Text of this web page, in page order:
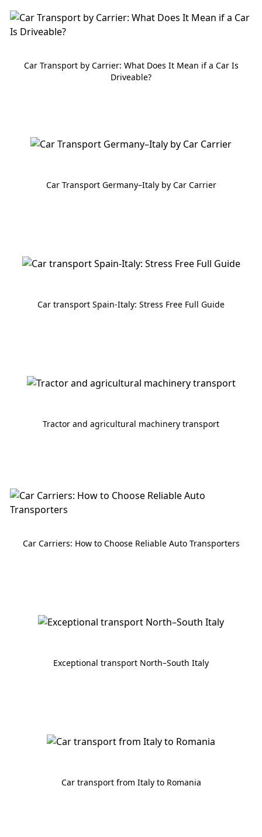
Car Transport by Carrier: What Does It Mean if a Car Is
Driveable?
Car Transport Germany–Italy by Car Carrier
Car transport Spain-Italy: Stress Free Full Guide
Tractor and agricultural machinery transport
Car Carriers: How to Choose Reliable Auto Transporters
Exceptional transport North–South Italy
Car transport from Italy to Romania